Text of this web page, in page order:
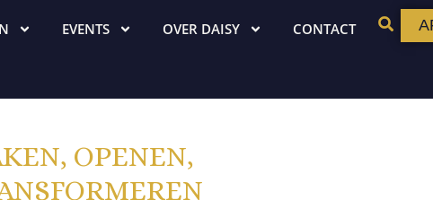
EVENTS OVER DAISY CONTACT
OPENEN,